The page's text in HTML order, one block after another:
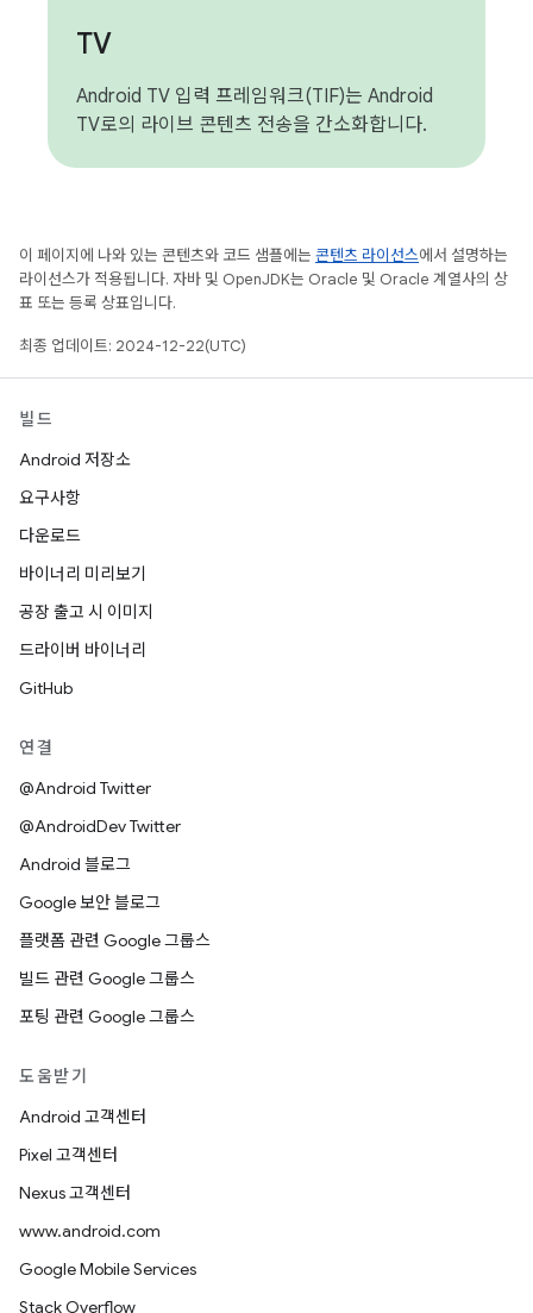
TV
Android TV 입력 프레임워크(TIF)는 Android
TV로의 라이브 콘텐츠 전송을 간소화합니다.
이 페이지에 나와 있는 콘텐츠와 코드 샘플에는 콘텐츠 라이선스에서 설명하는
라이선스가 적용됩니다. 자바 및 OpenJDK는 Oracle 및 Oracle 계열사의 상
표 또는 등록 상표입니다.
최종 업데이트: 2024-12-22(UTC)
빌드
Android 저장소
요구사항
다운로드
바이너리 미리보기
공장 출고 시 이미지
드라이버 바이너리
GitHub
연결
@Android Twitter
@AndroidDev Twitter
Android 블로그
Google 보안 블로그
플랫폼 관련 Google 그룹스
빌드 관련 Google 그룹스
포팅 관련 Google 그룹스
도움받기
Android 고객센터
Pixel 고객센터
Nexus 고객센터
www.android.com
Google Mobile Services
Stack Overflow